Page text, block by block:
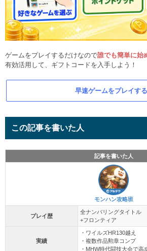
ゲームをプレイするだけなので誰でも簡単に始
有効活用して、ギフトコードを入手しよう！
早速ゲームをプレイする
この記事を書いた人
記事を書いた人
モンハン攻略班
プレイ歴
全ナンバリングタイトル
+フロンティア
実績
・ワイルズHR130越え
・複数作品勲章コンプ
・MHW時代闘技大会で高